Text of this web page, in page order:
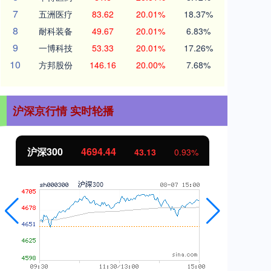
7 五洲医疗 83.62 20.01% 18.37%
8 耐科装备 49.67 20.01% 6.83%
9 一博科技 53.33 20.01% 17.26%
10 方邦股份 146.16 20.00% 7.68%
沪深京行情 实时轮播
沪深300 4694.44 43.13 0.93%